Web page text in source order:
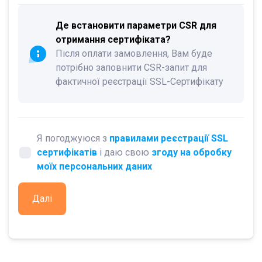
Де встановити параметри CSR для
отримання сертифіката?
Після оплати замовлення, Вам буде
потрібно заповнити CSR-запит для
фактичної реєстрації SSL-Сертифікату
Далі
Я погоджуюся з правилами реєстрації SSL
сертифікатів і даю свою згоду на обробку
моїх персональних даних